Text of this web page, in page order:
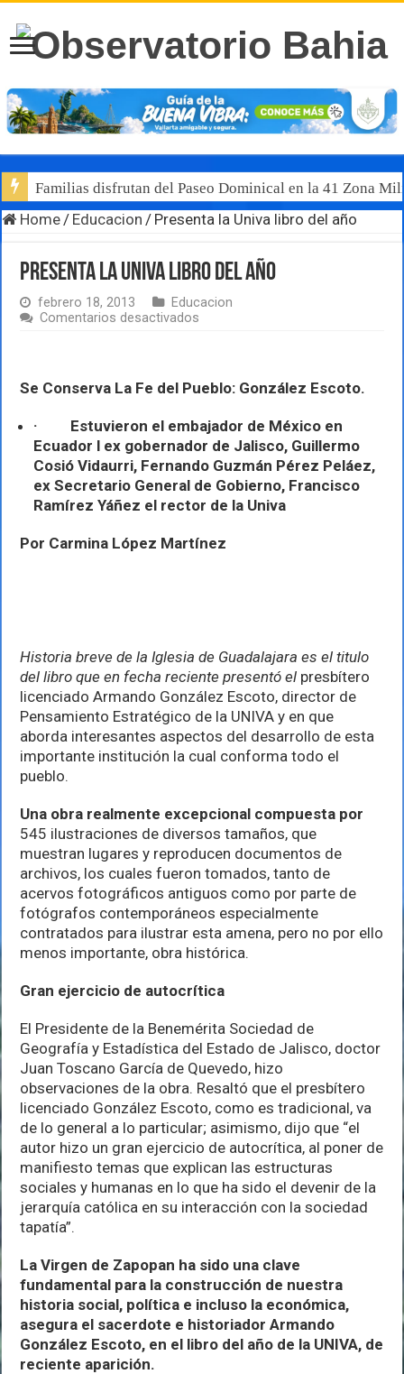
Familias disfrutan del Paseo Dominical en la 41 Zona
Home / Educacion / Presenta la Univa libro del año
Presenta la Univa libro del año
febrero 18, 2013
Educacion
Comentarios desactivados
del
Se Conserva La Fe del Pueblo: González Escoto.
· Estuvieron el embajador de México en
Ecuador l ex gobernador de Jalisco, Guillermo
Cosió Vidaurri, Fernando Guzmán Pérez Peláez,
ex Secretario General de Gobierno, Francisco
Ramírez Yáñez el rector de la Univa
Por Carmina López Martínez
Historia breve de la Iglesia de Guadalajara es el titulo
del libro que en fecha reciente presentó el presbítero
licenciado Armando González Escoto, director de
Pensamiento Estratégico de la UNIVA y en que
aborda interesantes aspectos del desarrollo de esta
importante institución la cual conforma todo el
pueblo.
Una obra realmente excepcional compuesta por
545 ilustraciones de diversos tamaños, que
muestran lugares y reproducen documentos de
archivos, los cuales fueron tomados, tanto de
acervos fotográficos antiguos como por parte de
fotógrafos contemporáneos especialmente
contratados para ilustrar esta amena, pero no por ello
menos importante, obra histórica.
Gran ejercicio de autocrítica
El Presidente de la Benemérita Sociedad de
Geografía y Estadística del Estado de Jalisco, doctor
Juan Toscano García de Quevedo, hizo
observaciones de la obra. Resaltó que el presbítero
licenciado González Escoto, como es tradicional, va
de lo general a lo particular; asimismo, dijo que “el
autor hizo un gran ejercicio de autocrítica, al poner de
manifiesto temas que explican las estructuras
sociales y humanas en lo que ha sido el devenir de la
jerarquía católica en su interacción con la sociedad
tapatía”.
La Virgen de Zapopan ha sido una clave
fundamental para la construcción de nuestra
historia social, política e incluso la económica,
asegura el sacerdote e historiador Armando
González Escoto, en el libro del año de la UNIVA, de
reciente aparición.